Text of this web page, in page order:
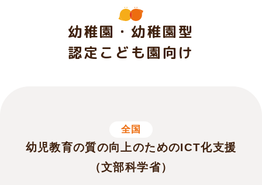
幼稚園・幼稚園型
認定こども園向け
全国
幼児教育の質の向上のためのICT化支援
（文部科学省）